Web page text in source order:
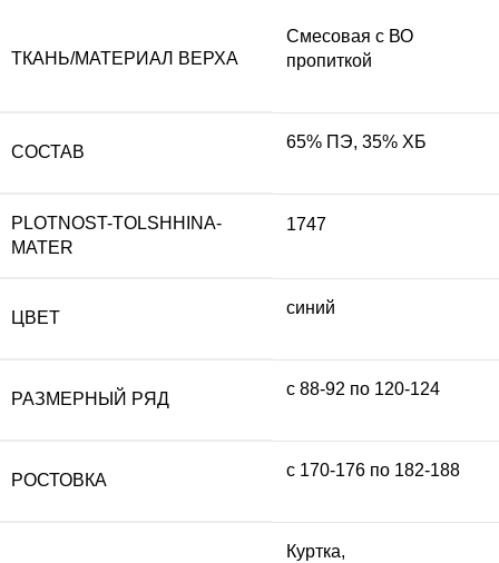
ТКАНЬ/МАТЕРИАЛ ВЕРХА
Смесовая с ВО
пропиткой
СОСТАВ
65% ПЭ, 35% ХБ
PLOTNOST-TOLSHHINA-
MATER
1747
ЦВЕТ
синий
РАЗМЕРНЫЙ РЯД
с 88-92 по 120-124
РОСТОВКА
с 170-176 по 182-188
Куртка,